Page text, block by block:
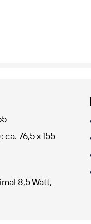
76,5 x 155
8,5 Watt,